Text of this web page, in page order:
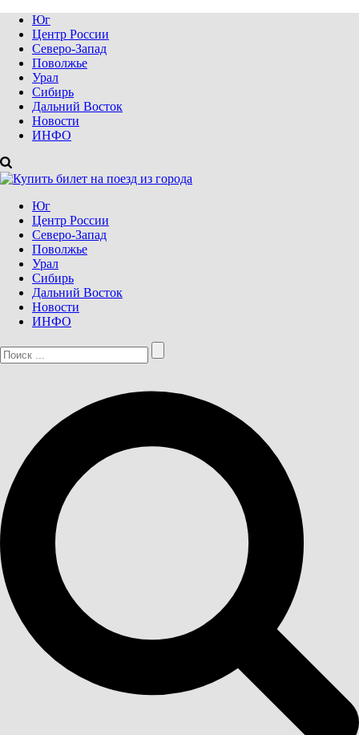
Юг
Центр России
Северо-Запад
Поволжье
Урал
Сибирь
Дальний Восток
Новости
ИНФО
Юг
Центр России
Северо-Запад
Поволжье
Урал
Сибирь
Дальний Восток
Новости
ИНФО